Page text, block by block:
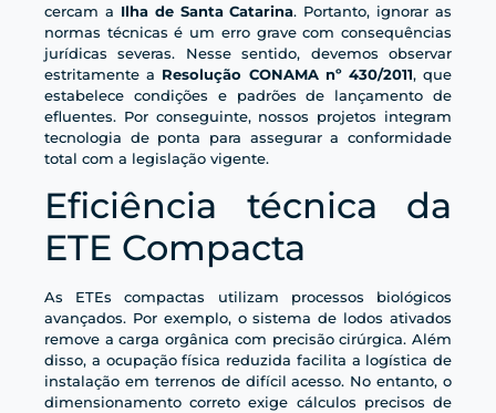
cercam a Ilha de Santa Catarina. Portanto, ignorar as
normas técnicas é um erro grave com consequências
jurídicas severas. Nesse sentido, devemos observar
estritamente a Resolução CONAMA nº 430/2011, que
estabelece condições e padrões de lançamento de
efluentes. Por conseguinte, nossos projetos integram
tecnologia de ponta para assegurar a conformidade
total com a legislação vigente.
Eficiência técnica da
ETE Compacta
As ETEs compactas utilizam processos biológicos
avançados. Por exemplo, o sistema de lodos ativados
remove a carga orgânica com precisão cirúrgica. Além
disso, a ocupação física reduzida facilita a logística de
instalação em terrenos de difícil acesso. No entanto, o
dimensionamento correto exige cálculos precisos de